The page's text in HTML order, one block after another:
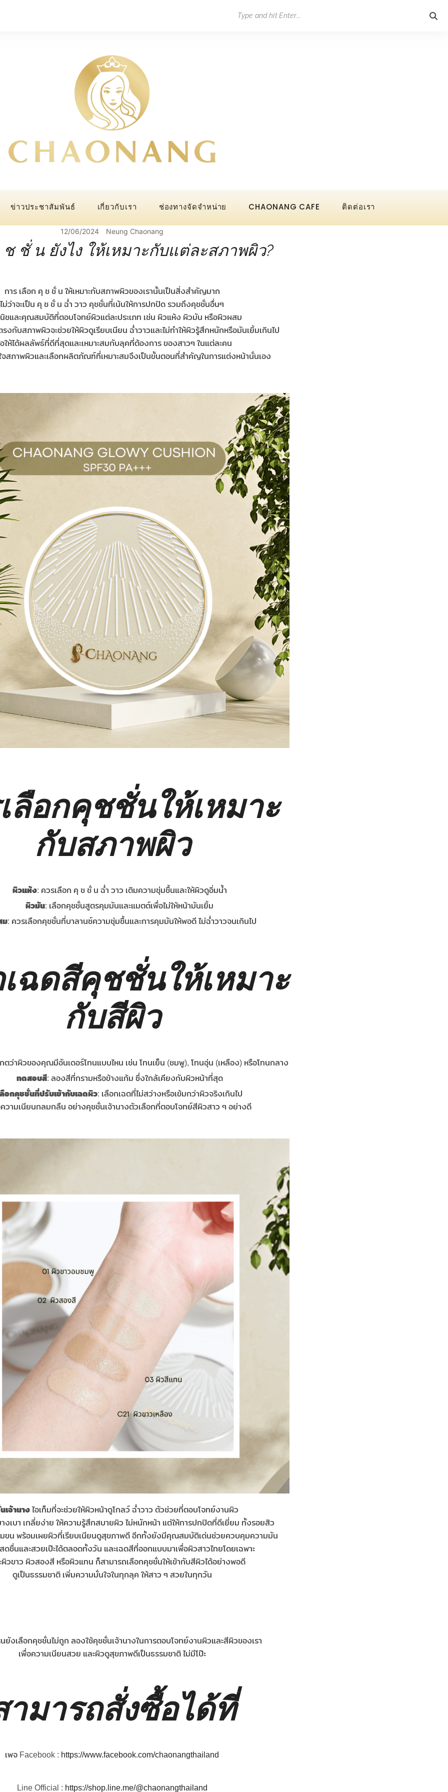
ข่าวประชาสัมพันธ์ เกี่ยวกับเรา ช่องทางจัดจำหน่าย CHAONANG CAFE ติดต่อเรา
12/06/2024 Neung Chaonang
ช ชั่ น ยังไง ให้เหมาะกับแต่ละสภาพผิว?
การ เลือก คุ ช ชั่ น ให้เหมาะกับสภาพผิวของเรานั้นเป็นสิ่งสำคัญมาก
ไม่ว่าจะเป็น คุ ช ชั่ น ฉ่ำ วาว คุชชั่นที่เน้นให้การปกปิด รวมถึงคุชชั่นอื่นๆ
ชและคุณสมบัติที่ตอบโจทย์ผิวแต่ละประเภท เช่น ผิวแห้ง ผิวมัน หรือผิวผสม
งกับสภาพผิวจะช่วยให้ผิวดูเรียบเนียน ฉ่ำวาวและไม่ทำให้ผิวรู้สึกหนักหรือมันเยิ้มเกินไป
ให้ได้ผลลัพธ์ที่ดีที่สุดและเหมาะสมกับลุคที่ต้องการ ของสาวๆ ในแต่ละคน
จสภาพผิวและเลือกผลิตภัณฑ์ที่เหมาะสมจึงเป็นขั้นตอนที่สำคัญในการแต่งหน้านั่นเอง
ลือกคุชชั่นให้เหมาะ
กับสภาพผิว
ผิวแห้ง: ควรเลือก คุ ช ชั่ น ฉ่ำ วาว เติมความชุ่มชื้นและให้ผิวดูอิ่มน้ำ
ผิวมัน: เลือกคุชชั่นสูตรคุมมันและแมตต์เพื่อไม่ให้หน้ามันเยิ้ม
ม: ควรเลือกคุชชั่นที่บาลานซ์ความชุ่มชื้นและการคุมมันให้พอดี ไม่ฉ่ำวาวจนเกินไป
เฉดสีคุชชั่นให้เหมาะ
กับสีผิว
ตว่าผิวของคุณมีอันเดอร์โทนแบบไหน เช่น โทนเย็น (ชมพู), โทนอุ่น (เหลือง) หรือโทนกลาง
ทดสอบสี: ลองสีที่กรามหรือข้างแก้ม ซึ่งใกล้เคียงกับผิวหน้าที่สุด
อกคุชชั่นที่ปรับเข้ากับเฉดผิว: เลือกเฉดที่ไม่สว่างหรือเข้มกว่าผิวจริงเกินไป
วามเนียนกลมกลืน อย่างคุชชั่นเจ้านางตัวเลือกที่ตอบโจทย์สีผิวสาว ๆ อย่างดี
เจ้านาง ไอเท็มที่จะช่วยให้ผิวหน้าดูโกลว์ ฉ่ำวาว ตัวช่วยที่ตอบโจทย์งานผิว
งเบา เกลี่ยง่าย ให้ความรู้สึกสบายผิว ไม่หนักหน้า แต่ให้การปกปิดที่ดีเยี่ยม ทั้งรอยสิว
มขน พร้อมเผยผิวที่เรียบเนียนดูสุขภาพดี อีกทั้งยังมีคุณสมบัติเด่นช่วยควบคุมความมัน
ดชื่นและสวยเป๊ะได้ตลอดทั้งวัน และเฉดสีที่ออกแบบมาเพื่อผิวสาวไทยโดยเฉพาะ
ผิวขาว ผิวสองสี หรือผิวแทน ก็สามารถเลือกคุชชั่นให้เข้ากับสีผิวได้อย่างพอดี
ดูเป็นธรรมชาติ เพิ่มความมั่นใจในทุกลุค ให้สาว ๆ สวยในทุกวัน
ยังเลือกคุชชั่นไม่ถูก ลองใช้คุชชั่นเจ้านางในการตอบโจทย์งานผิวและสีผิวของเรา
เพื่อความเนียนสวย และผิวดูสุขภาพดีเป็นธรรมชาติ ไม่มีโป๊ะ
ามารถสั่งซื้อได้ที่
เพจ Facebook : https://www.facebook.com/chaonangthailand
Line Official : https://shop.line.me/@chaonangthailand